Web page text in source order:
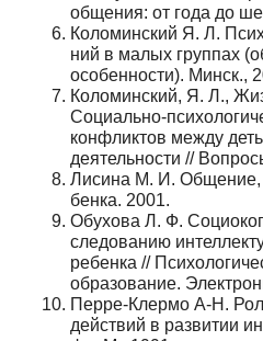
обще­ния: от года до
Коломинский Я. Л.
ний в малых группах
особеннос­ти). Минск.,
Коломинский, Я. Л.,
Социально-
конфликтов между
деятельности //
Лисина М. И. Общение,
бенка. 2001.
Обухова Л. Ф.
следованию
ребенка //
образование.
Перре-Клермо А-Н.
действий в развитии